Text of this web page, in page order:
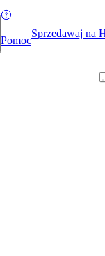
Pomoc
Sprzedawaj na